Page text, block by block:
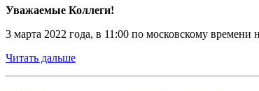
Уважаемые Коллеги!
3 марта 2022 года, в 11:00 по московскому
Читать дальше